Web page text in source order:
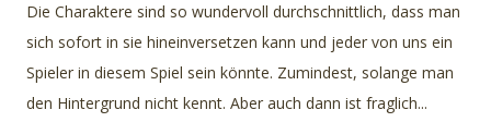
Die Charaktere sind so wundervoll durchschnittlich, dass man
sich sofort in sie hineinversetzen kann und jeder von uns ein
Spieler in diesem Spiel sein könnte. Zumindest, solange man
den Hintergrund nicht kennt. Aber auch dann ist fraglich...